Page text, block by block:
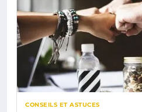
CONSEILS ET ASTUCES